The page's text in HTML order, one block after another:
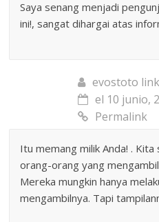
Saya senang menjadi
ini!, sangat dihargai atas
evostoto link
el 10 junio,
Permalink
Itu memang milik Anda! .
orang-orang yang
Mereka mungkin hanya
mengambilnya. Tapi